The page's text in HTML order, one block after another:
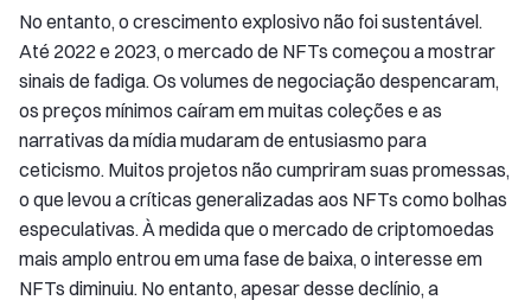
No entanto, o crescimento explosivo não foi sustentável.
Até 2022 e 2023, o mercado de NFTs começou a mostrar
sinais de fadiga. Os volumes de negociação despencaram,
os preços mínimos caíram em muitas coleções e as
narrativas da mídia mudaram de entusiasmo para
ceticismo. Muitos projetos não cumpriram suas promessas,
o que levou a críticas generalizadas aos NFTs como bolhas
especulativas. À medida que o mercado de criptomoedas
mais amplo entrou em uma fase de baixa, o interesse em
NFTs diminuiu. No entanto, apesar desse declínio, a